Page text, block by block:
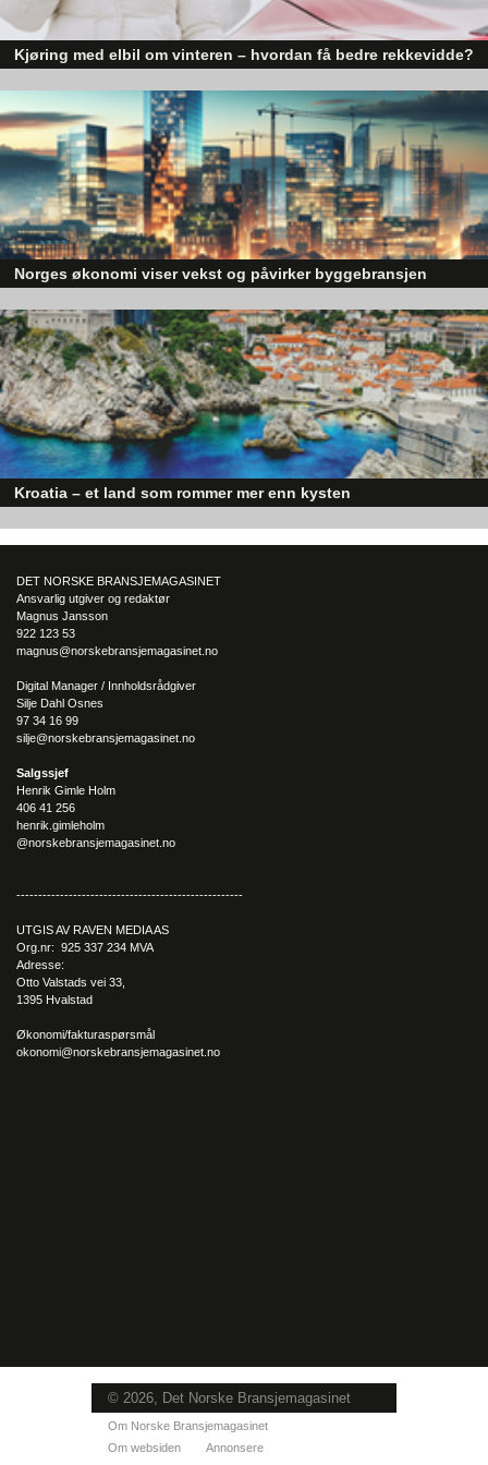
påpeker Vartdal og Notø.
Kjøring med elbil om vinteren – hvordan få bedre rekkevidde?
utfordrende vinterforhold kan være en utfordring.
Norges økonomi viser vekst og påvirker byggebransjen
skaper optimisme på tvers av ulike sektorer. Byggebransjen er spesielt
posisjonert til å dra nytte av denne økonomiske oppgangen.
Kroatia – et land som rommer mer enn kysten
DET NORSKE BRANSJEMAGASINET
Ansvarlig utgiver og redaktør
Magnus Jansson
922 123 53
magnus@norskebransjemagasinet.no
Digital Manager / Innholdsrådgiver
Silje Dahl Osnes
97 34 16 99
silje@norskebransjemagasinet.no
Salgssjef
Henrik Gimle Holm
406 41 256
henrik.gimleholm
@norskebransjemagasinet.no
----------------------------------------------------
UTGIS AV RAVEN MEDIA AS
Org.nr: 925 337 234 MVA
Adresse:
Otto Valstads vei 33,
1395 Hvalstad
Økonomi/fakturaspørsmål
okonomi@norskebransjemagasinet.no
© 2026, Det Norske Bransjemagasinet
Om Norske Bransjemagasinet
Om websiden
Annonsere